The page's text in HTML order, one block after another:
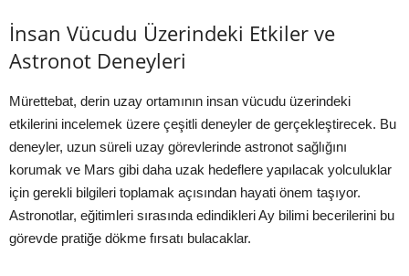
İnsan Vücudu Üzerindeki Etkiler ve
Astronot Deneyleri
Mürettebat, derin uzay ortamının insan vücudu üzerindeki
etkilerini incelemek üzere çeşitli deneyler de gerçekleştirecek. Bu
deneyler, uzun süreli uzay görevlerinde astronot sağlığını
korumak ve Mars gibi daha uzak hedeflere yapılacak yolculuklar
için gerekli bilgileri toplamak açısından hayati önem taşıyor.
Astronotlar, eğitimleri sırasında edindikleri Ay bilimi becerilerini bu
görevde pratiğe dökme fırsatı bulacaklar.